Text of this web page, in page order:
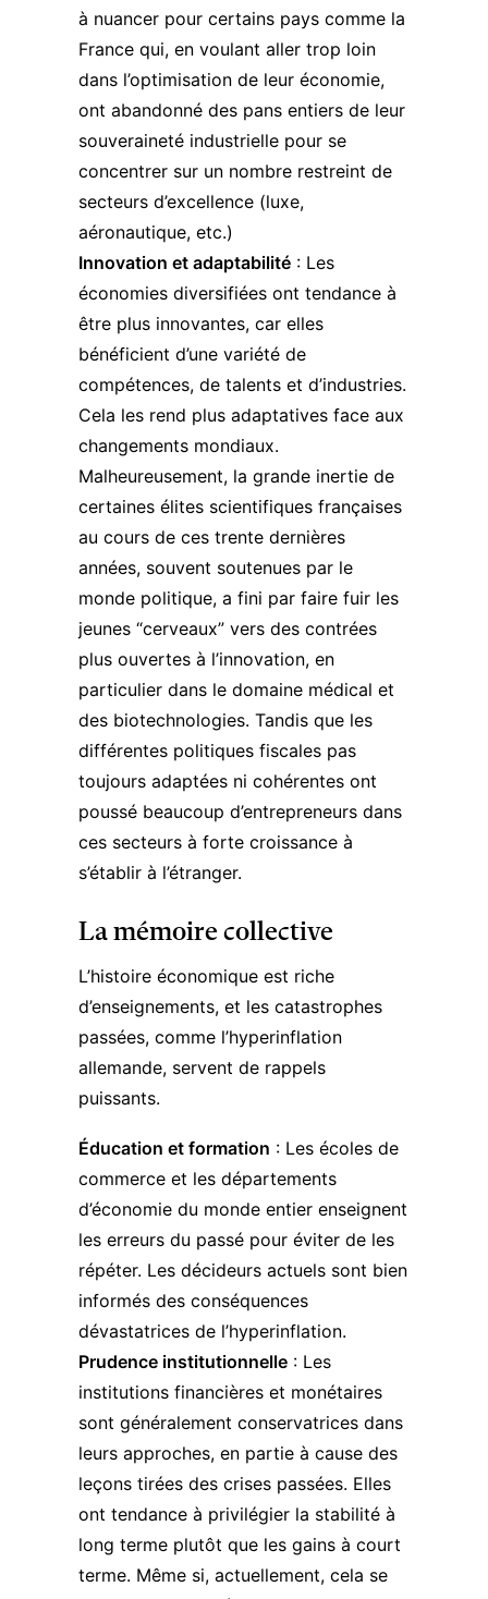
à nuancer pour certains pays comme la
France qui, en voulant aller trop loin
dans l’optimisation de leur économie,
ont abandonné des pans entiers de leur
souveraineté industrielle pour se
concentrer sur un nombre restreint de
secteurs d’excellence (luxe,
aéronautique, etc.)
Innovation et adaptabilité : Les
économies diversifiées ont tendance à
être plus innovantes, car elles
bénéficient d’une variété de
compétences, de talents et d’industries.
Cela les rend plus adaptatives face aux
changements mondiaux.
Malheureusement, la grande inertie de
certaines élites scientifiques françaises
au cours de ces trente dernières
années, souvent soutenues par le
monde politique, a fini par faire fuir les
jeunes “cerveaux” vers des contrées
plus ouvertes à l’innovation, en
particulier dans le domaine médical et
des biotechnologies. Tandis que les
différentes politiques fiscales pas
toujours adaptées ni cohérentes ont
poussé beaucoup d’entrepreneurs dans
ces secteurs à forte croissance à
s’établir à l’étranger.
La mémoire collective
L’histoire économique est riche
d’enseignements, et les catastrophes
passées, comme l’hyperinflation
allemande, servent de rappels
puissants.
Éducation et formation : Les écoles de
commerce et les départements
d’économie du monde entier enseignent
les erreurs du passé pour éviter de les
répéter. Les décideurs actuels sont bien
informés des conséquences
dévastatrices de l’hyperinflation.
Prudence institutionnelle : Les
institutions financières et monétaires
sont généralement conservatrices dans
leurs approches, en partie à cause des
leçons tirées des crises passées. Elles
ont tendance à privilégier la stabilité à
long terme plutôt que les gains à court
terme. Même si, actuellement, cela se